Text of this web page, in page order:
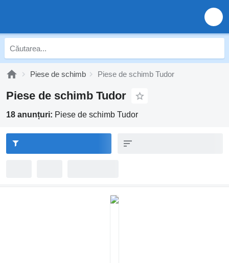
Piese de schimb Piese de schimb Tudor
Piese de schimb Tudor
18 anunțuri: Piese de schimb Tudor